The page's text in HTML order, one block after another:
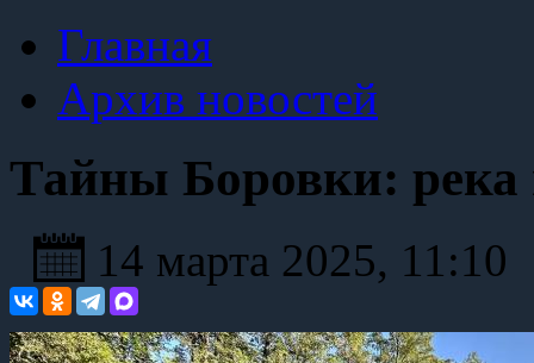
Главная
Архив новостей
Тайны Боровки: река
14 марта 2025, 11:10